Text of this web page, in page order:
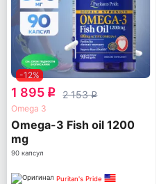
-12%
1 895 q 2 153q
Omega 3
Omega-3 Fish oil 1200
mg
90 капсул
Puritan's Pride